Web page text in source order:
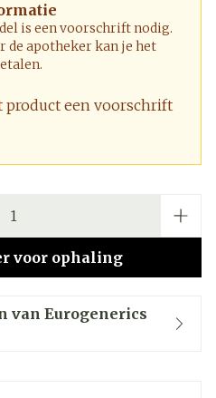
is een voorschrift nodig.
de apotheker kan je het
product een voorschrift
voor ophaling
van Eurogenerics